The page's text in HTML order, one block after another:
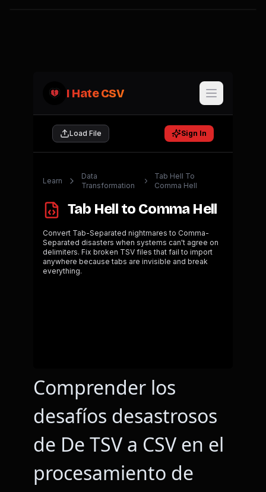
Comprender los
desafíos desastrosos
de De TSV a CSV en el
procesamiento de